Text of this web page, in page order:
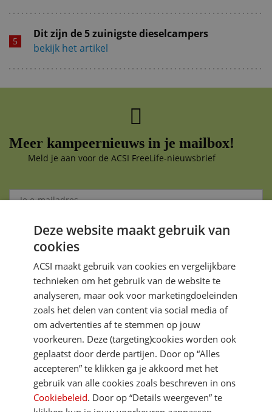
Dit zijn de 5 zuinigste dieselcampers
bekijk het artikel
Meer kampeernieuws in je mailbox!
Meld je aan voor de ACSI FreeLife-nieuwsbrief
Aanmelden
Je gegevens zijn veilig en worden niet gedeeld met anderen
DIRECT NAAR
MEER ACSI FREELIFE
Deze website maakt gebruik van
cookies
ACSI maakt gebruik van cookies en vergelijkbare
technieken om het gebruik van de website te
analyseren, maar ook voor marketingdoeleinden
zoals het delen van content via social media of
om advertenties af te stemmen op jouw
voorkeuren. Deze (targeting)cookies worden ook
geplaatst door derde partijen. Door op “Alles
accepteren” te klikken ga je akkoord met het
gebruik van alle cookies zoals beschreven in ons
Cookiebeleid. Door op “Details weergeven” te